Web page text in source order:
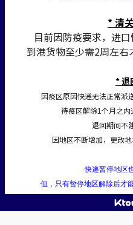
* 清
目前因防疫要求，进口
到港货物至少需2周左右
* 退
因疫区原因快递无法正常派
待疫区解除1个月之内
退回期间不
因地区不断增加，更改地
快递暂停地区
但，只有暂停地区解除后才